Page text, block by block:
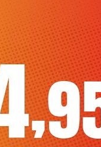
LOTERIAS